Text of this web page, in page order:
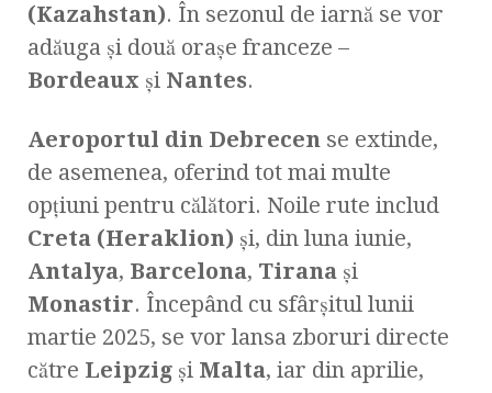
(Kazahstan). În sezonul de iarnă se vor
adăuga și două orașe franceze –
Bordeaux și Nantes.
Aeroportul din Debrecen se extinde,
de asemenea, oferind tot mai multe
opțiuni pentru călători. Noile rute includ
Creta (Heraklion) și, din luna iunie,
Antalya, Barcelona, Tirana și
Monastir. Începând cu sfârșitul lunii
martie 2025, se vor lansa zboruri directe
către Leipzig și Malta, iar din aprilie,